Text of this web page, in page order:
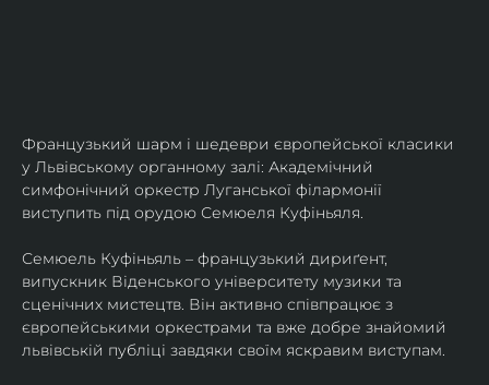
Французький шарм і шедеври європейської класики
у Львівському органному залі: Академічний
симфонічний оркестр Луганської філармонії
виступить під орудою Семюеля Куфіньяля.
Семюель Куфіньяль – французький дириґент,
випускник Віденського університету музики та
сценічних мистецтв. Він активно співпрацює з
європейськими оркестрами та вже добре знайомий
львівській публіці завдяки своїм яскравим виступам.